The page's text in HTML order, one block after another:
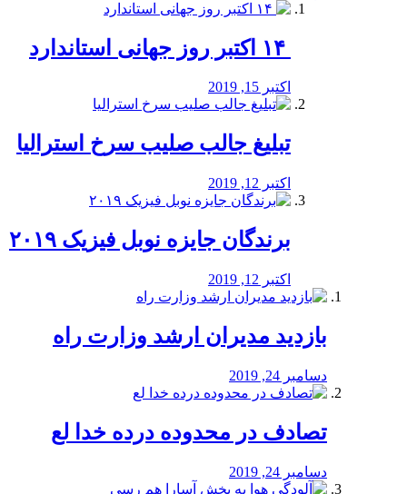
اکتبر 15, 2019
تبلیغ جالب صلیب سرخ استرالیا
اکتبر 12, 2019
برندگان جایزه نوبل فیزیک ۲۰۱۹
اکتبر 12, 2019
بازدید مدیران ارشد وزارت راه
دسامبر 24, 2019
تصادف در محدوده درده خدا لع
دسامبر 24, 2019